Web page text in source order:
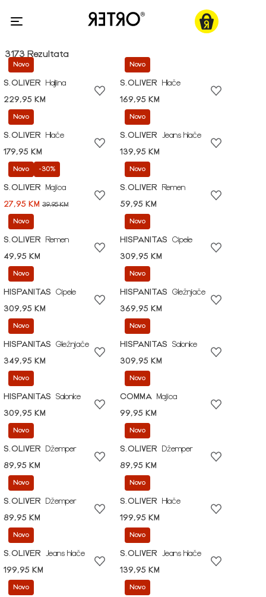
3173 Rezultata
Novo
S.OLIVER
Haljina
229,95 KM
Novo
S.OLIVER
Hlače
169,95 KM
Novo
S.OLIVER
Hlače
179,95 KM
Novo
S.OLIVER
Jeans hlače
139,95 KM
Novo -30%
S.OLIVER
Majica
27,95 KM 39,95 KM
Novo
S.OLIVER
Remen
59,95 KM
Novo
S.OLIVER
Remen
49,95 KM
Novo
HISPANITAS
Cipele
309,95 KM
Novo
HISPANITAS
Cipele
309,95 KM
Novo
HISPANITAS
Gležnjače
369,95 KM
Novo
HISPANITAS
Gležnjače
349,95 KM
Novo
HISPANITAS
Salonke
309,95 KM
Novo
HISPANITAS
Salonke
309,95 KM
Novo
COMMA
Majica
99,95 KM
Novo
S.OLIVER
Džemper
89,95 KM
Novo
S.OLIVER
Džemper
89,95 KM
Novo
S.OLIVER
Džemper
89,95 KM
Novo
S.OLIVER
Hlače
199,95 KM
Novo
S.OLIVER
Jeans hlače
199,95 KM
Novo
S.OLIVER
Jeans hlače
139,95 KM
Novo Novo